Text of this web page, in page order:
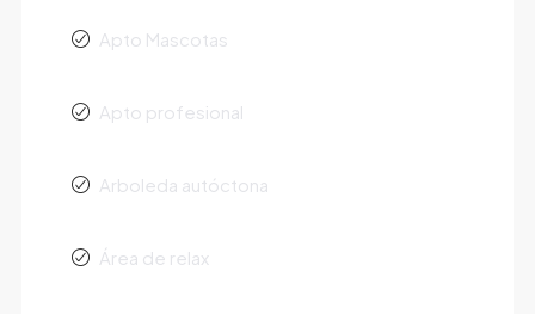
Apto Mascotas
Apto profesional
Arboleda autóctona
Área de relax